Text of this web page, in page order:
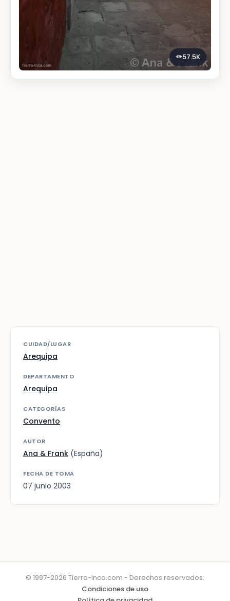
57.5K
CUIDAD/LUGAR
Arequipa
DEPARTAMENTO
Arequipa
CATEGORÍAS
Convento
AUTOR
Ana & Frank (España)
FECHA DE TOMA
07 junio 2003
© 1997-2026 Tierra-Inca.com - Derechos reservados.
Condiciones de uso